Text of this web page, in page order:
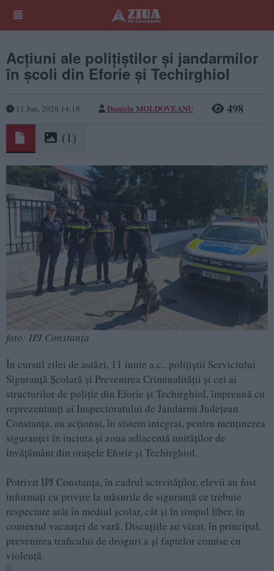
Acțiuni ale polițiștilor și jandarmilor
în școli din Eforie și Techirghiol
11 Jun, 2026 14:18 Daniela MOLDOVEANU 498
(1)
foto: IPJ Constanța
În cursul zilei de astăzi, 11 iunie a.c., polițiștii Serviciului
Siguranță Școlară și Prevenirea Criminalității și cei ai
structurilor de poliție din Eforie și Techirghiol, împreună cu
reprezentanți ai Inspectoratului de Jandarmi Județean
Constanța, au acționat, în sistem integrat, pentru menținerea
siguranței în incinta și zona adiacentă unităților de
învățământ din orașele Eforie și Techirghiol.
Potrivit IPJ Constanța, în cadrul activităților, elevii au fost
informați cu privire la măsurile de siguranță ce trebuie
respectate atât în mediul școlar, cât și în timpul liber, în
contextul vacanței de vară. Discuțiile au vizat, în principal,
prevenirea traficului de droguri a și faptelor comise cu
violență.